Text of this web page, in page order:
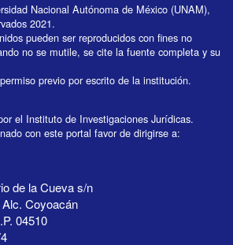
Nacional Autónoma de México (UNAM),
2021.
pueden ser reproducidos con fines no
no se mutile, se cite la fuente completa y su
previo por escrito de la institución.
el Instituto de Investigaciones Jurídicas.
con este portal favor de dirigirse a:
de la Cueva s/n
Coyoacán
04510